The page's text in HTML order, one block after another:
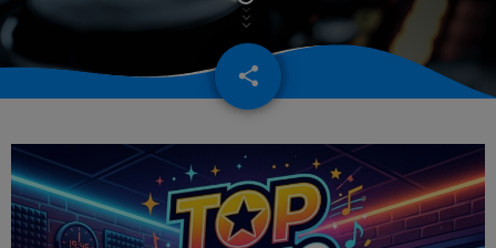
share
email